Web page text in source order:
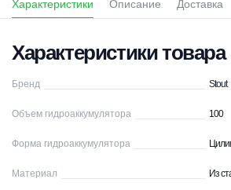
Характеристики Описание Доставка
Характеристики товара
Бренд Stout
Объем гидроаккумулятора 100
Форма гидроаккумулятора
Материал Из